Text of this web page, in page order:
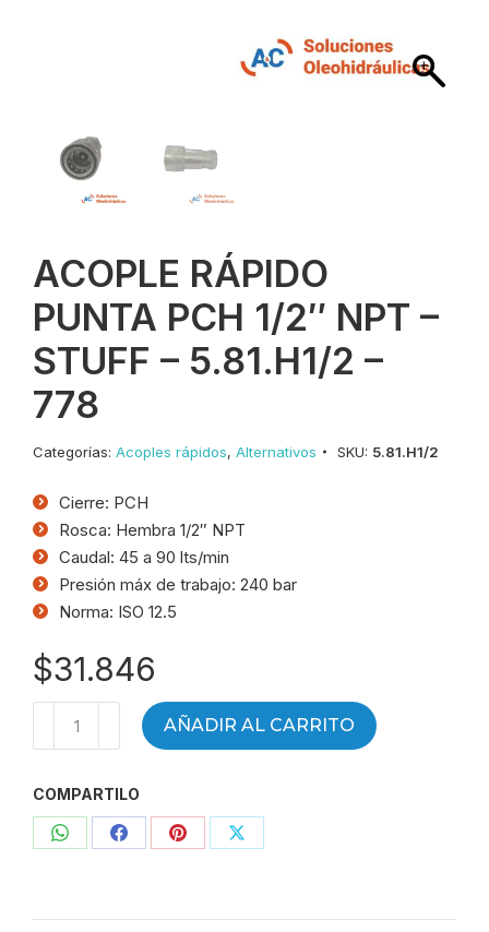
ACOPLE RÁPIDO
PUNTA PCH 1/2″ NPT –
STUFF – 5.81.H1/2 –
778
Categorías: Acoples rápidos, Alternativos SKU: 5.81.H1/2
Cierre: PCH
Rosca: Hembra 1/2″ NPT
Caudal: 45 a 90 lts/min
Presión máx de trabajo: 240 bar
Norma: ISO 12.5
$31.846
PCH
1/2"
NPT
AÑADIR AL CARRITO
COMPARTILO
CompartirCompartirCompartirCompartir